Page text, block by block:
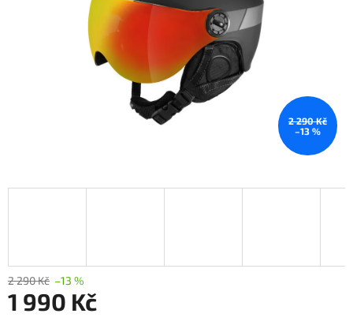
2 290 Kč
–13 %
2 290 Kč –13 %
1 990 Kč